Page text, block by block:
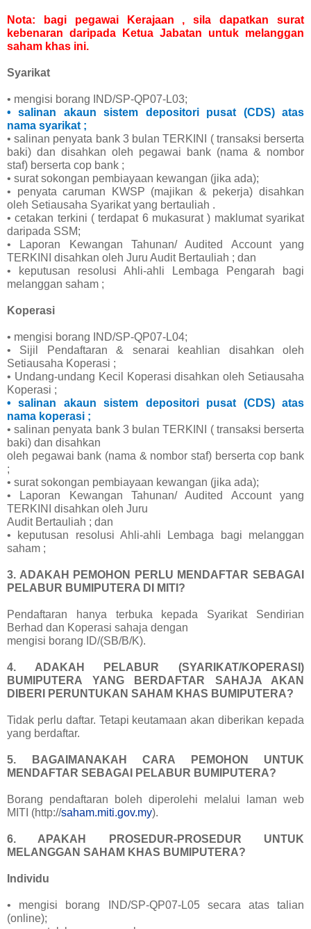
Nota: bagi pegawai Kerajaan , sila dapatkan surat
kebenaran daripada Ketua Jabatan untuk melanggan
saham khas ini.
Syarikat
• mengisi borang IND/SP-QP07-L03;
• salinan akaun sistem depositori pusat (CDS) atas
nama syarikat ;
• salinan penyata bank 3 bulan TERKINI ( transaksi berserta
baki) dan disahkan oleh pegawai bank (nama & nombor
staf) berserta cop bank ;
• surat sokongan pembiayaan kewangan (jika ada);
• penyata caruman KWSP (majikan & pekerja) disahkan
oleh Setiausaha Syarikat yang bertauliah .
• cetakan terkini ( terdapat 6 mukasurat ) maklumat syarikat
daripada SSM;
• Laporan Kewangan Tahunan/ Audited Account yang
TERKINI disahkan oleh Juru Audit Bertauliah ; dan
• keputusan resolusi Ahli-ahli Lembaga Pengarah bagi
melanggan saham ;
Koperasi
• mengisi borang IND/SP-QP07-L04;
• Sijil Pendaftaran & senarai keahlian disahkan oleh
Setiausaha Koperasi ;
• Undang-undang Kecil Koperasi disahkan oleh Setiausaha
Koperasi ;
• salinan akaun sistem depositori pusat (CDS) atas
nama koperasi ;
• salinan penyata bank 3 bulan TERKINI ( transaksi berserta
baki) dan disahkan
oleh pegawai bank (nama & nombor staf) berserta cop bank
;
• surat sokongan pembiayaan kewangan (jika ada);
• Laporan Kewangan Tahunan/ Audited Account yang
TERKINI disahkan oleh Juru
Audit Bertauliah ; dan
• keputusan resolusi Ahli-ahli Lembaga bagi melanggan
saham ;
3. ADAKAH PEMOHON PERLU MENDAFTAR SEBAGAI
PELABUR BUMIPUTERA DI MITI?
Pendaftaran hanya terbuka kepada Syarikat Sendirian
Berhad dan Koperasi sahaja dengan
mengisi borang ID/(SB/B/K).
4. ADAKAH PELABUR (SYARIKAT/KOPERASI)
BUMIPUTERA YANG BERDAFTAR SAHAJA AKAN
DIBERI PERUNTUKAN SAHAM KHAS BUMIPUTERA?
Tidak perlu daftar. Tetapi keutamaan akan diberikan kepada
yang berdaftar.
5. BAGAIMANAKAH CARA PEMOHON UNTUK
MENDAFTAR SEBAGAI PELABUR BUMIPUTERA?
Borang pendaftaran boleh diperolehi melalui laman web
MITI (http://saham.miti.gov.my).
6. APAKAH PROSEDUR-PROSEDUR UNTUK
MELANGGAN SAHAM KHAS BUMIPUTERA?
Individu
• mengisi borang IND/SP-QP07-L05 secara atas talian
(online);